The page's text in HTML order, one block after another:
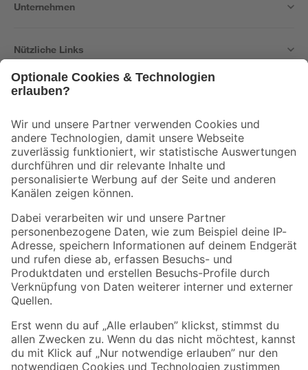
Unternehmen
Nützliche Links
Der toom Newsletter: Keine Angebote und Aktionen mehr verpassen!
Zur Newsletter Anmeldung
Folge uns
Zahlungsarten Versandarten
Sicher einkaufen
Jetzt die toom-App herunterladen